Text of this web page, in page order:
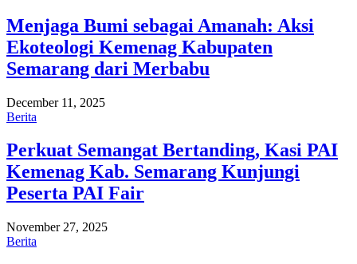
Menjaga Bumi sebagai Amanah: Aksi
Ekoteologi Kemenag Kabupaten
Semarang dari Merbabu
December 11, 2025
Berita
Perkuat Semangat Bertanding, Kasi PAI
Kemenag Kab. Semarang Kunjungi
Peserta PAI Fair
November 27, 2025
Berita